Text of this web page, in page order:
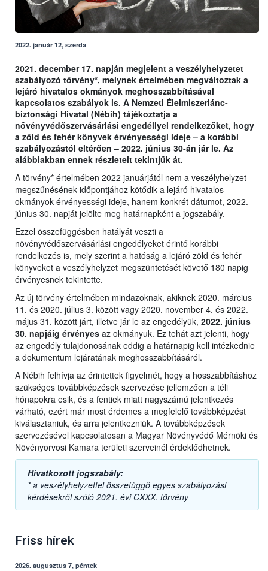
2022. január 12, szerda
2021. december 17. napján megjelent a veszélyhelyzetet
szabályozó törvény*, melynek értelmében megváltoztak a
lejáró hivatalos okmányok meghosszabbításával
kapcsolatos szabályok is. A Nemzeti Élelmiszerlánc-
biztonsági Hivatal (Nébih) tájékoztatja a
növényvédőszervásárlási engedéllyel rendelkezőket, hogy
a zöld és fehér könyvek érvényességi ideje – a korábbi
szabályozástól eltérően – 2022. június 30-án jár le. Az
alábbiakban ennek részleteit tekintjük át.
A törvény* értelmében 2022 januárjától nem a veszélyhelyzet
megszűnésének időpontjához kötődik a lejáró hivatalos
okmányok érvényességi ideje, hanem konkrét dátumot, 2022.
június 30. napját jelölte meg határnapként a jogszabály.
Ezzel összefüggésben hatályát veszti a
növényvédőszervásárlási engedélyeket érintő korábbi
rendelkezés is, mely szerint a hatóság a lejáró zöld és fehér
könyveket a veszélyhelyzet megszüntetését követő 180 napig
érvényesnek tekintette.
Az új törvény értelmében mindazoknak, akiknek 2020. március
11. és 2020. július 3. között vagy 2020. november 4. és 2022.
május 31. között járt, illetve jár le az engedélyük, 2022. június
30. napjáig érvényes az okmányuk. Ez tehát azt jelenti, hogy
az engedély tulajdonosának eddig a határnapig kell intézkednie
a dokumentum lejáratának meghosszabbításáról.
A Nébih felhívja az érintettek figyelmét, hogy a hosszabbításhoz
szükséges továbbképzések szervezése jellemzően a téli
hónapokra esik, és a fentiek miatt nagyszámú jelentkezés
várható, ezért már most érdemes a megfelelő továbbképzést
kiválasztaniuk, és arra jelentkezniük. A továbbképzések
szervezésével kapcsolatosan a Magyar Növényvédő Mérnöki és
Növényorvosi Kamara területi szerveinél érdeklődhetnek.
Hivatkozott jogszabály:
* a veszélyhelyzettel összefüggő egyes szabályozási
kérdésekről szóló 2021. évi CXXX. törvény
Friss hírek
2026. augusztus 7, péntek